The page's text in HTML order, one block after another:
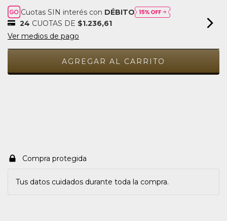
Cuotas SIN interés con DÉBITO
24 CUOTAS DE $1.236,61
Ver medios de pago
Compra protegida
Tus datos cuidados durante toda la compra.